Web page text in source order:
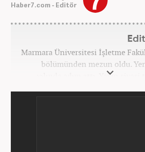
Haber7.com - Editör
Marmara Üniversitesi İşletme
bölümünden mezun oldu.
yılında adım attı. Yakın